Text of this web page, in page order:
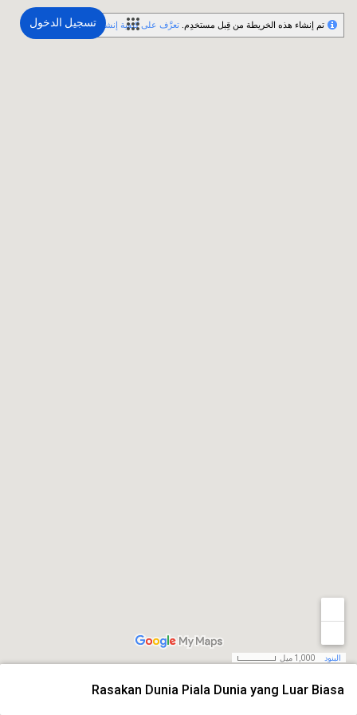
تسجيل الدخول
Rasakan Dunia Piala Dunia yang Luar Biasa
البنود 1,000 ميل
تم إنشاء هذه الخريطة من قِبل مستخدِم. تعرَّف على كيفية إنشاء خريطتك.